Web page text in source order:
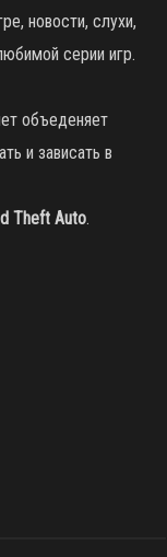
новости, слухи,
серии игр.
объеденяет
и зависать в
Theft Auto.